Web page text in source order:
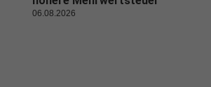
06.08.2026